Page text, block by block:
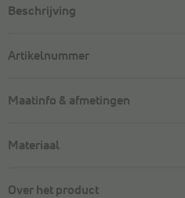
Beschrijving
Artikelnummer
Maatinfo & afmetingen
Materiaal
Over het product